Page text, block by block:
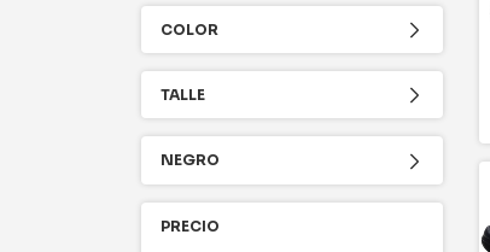
COLOR
TALLE
NEGRO
PRECIO